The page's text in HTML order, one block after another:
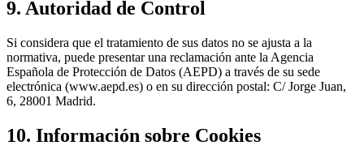
9. Autoridad de Control
Si considera que el tratamiento de sus datos no se ajusta a la
normativa, puede presentar una reclamación ante la Agencia
Española de Protección de Datos (AEPD) a través de su sede
electrónica (www.aepd.es) o en su dirección postal: C/ Jorge Juan,
6, 28001 Madrid.
10. Información sobre Cookies